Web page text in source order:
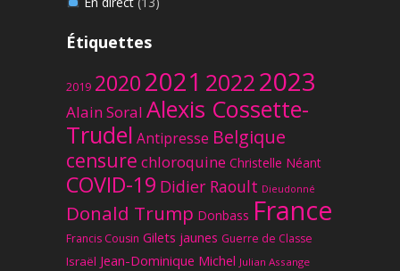
Étiquettes
2019 20202021 20222023
Alain Soral Alexis Cossette-
Trudel Antipresse Belgique
censure chloroquine Christelle Néant
COVID-19 Didier Raoult Dieudonné
Donald Trump Donbass France
Francis Cousin Gilets jaunes Guerre de Classe
Israël Jean-Dominique Michel Julian Assange